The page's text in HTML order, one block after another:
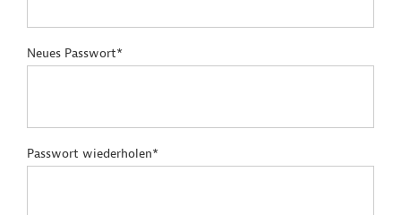
Neues Passwort*
Passwort wiederholen*